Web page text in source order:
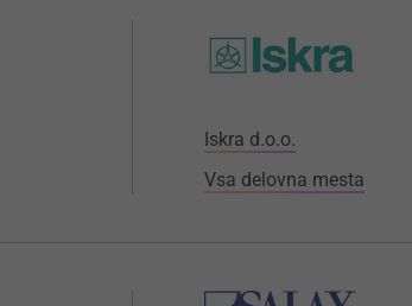
Iskra d.o.o.
Vsa delovna mesta